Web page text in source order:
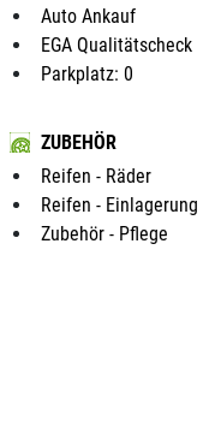
Auto Ankauf
EGA Qualitätscheck
Parkplatz: 0
ZUBEHÖR
Reifen - Räder
Reifen - Einlagerung
Zubehör - Pflege